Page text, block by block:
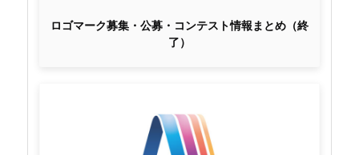
ロゴマーク募集・公募・コンテスト情報まとめ（終
了）